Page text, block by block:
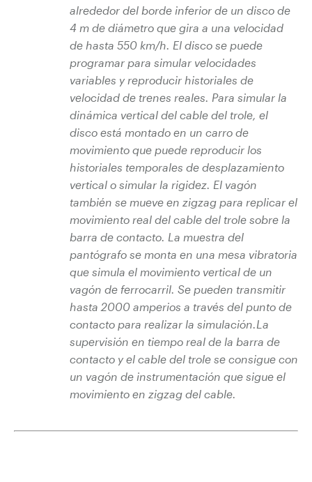
alrededor del borde inferior de un disco de
4 m de diámetro que gira a una velocidad
de hasta 550 km/h. El disco se puede
programar para simular velocidades
variables y reproducir historiales de
velocidad de trenes reales. Para simular la
dinámica vertical del cable del trole, el
disco está montado en un carro de
movimiento que puede reproducir los
historiales temporales de desplazamiento
vertical o simular la rigidez. El vagón
también se mueve en zigzag para replicar el
movimiento real del cable del trole sobre la
barra de contacto. La muestra del
pantógrafo se monta en una mesa vibratoria
que simula el movimiento vertical de un
vagón de ferrocarril. Se pueden transmitir
hasta 2000 amperios a través del punto de
contacto para realizar la simulación.La
supervisión en tiempo real de la barra de
contacto y el cable del trole se consigue con
un vagón de instrumentación que sigue el
movimiento en zigzag del cable.